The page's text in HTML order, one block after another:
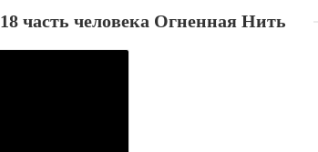
18 часть человека Огненная Нить